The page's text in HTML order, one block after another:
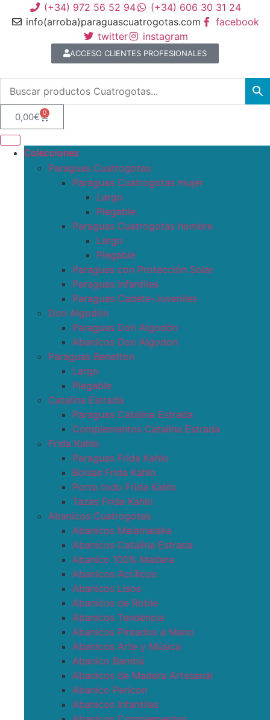
(+34) 972 56 52 94
(+34) 606 30 31 24
info(arroba)paraguascuatrogotas.com
facebook
twitter
instagram
ACCESO CLIENTES PROFESIONALES
0,00€ 0
Colecciones
Paraguas Cuatrogotas
Paraguas Cuatrogotas mujer
Largo
Plegable
Paraguas Cuatrogotas hombre
Largo
Plegable
Paraguas con Protección Solar
Paraguas infantiles
Paraguas Cadete-Juveniles
Don Algodón
Paraguas Don Algodón
Abanicos Don Algodon
Paraguas Benetton
Largo
Plegable
Catalina Estrada
Paraguas Catalina Estrada
Complementos Catalina Estrada
Frida Kahlo
Paraguas Frida Kahlo
Bolsas Frida Kahlo
Porta todo Frida Kahlo
Tazas Frida Kahlo
Abanicos Cuatrogotas
Abanicos Malamalaka
Abanicos Catalina Estrada
Abanico 100% Madera
Abanicos Acrílicos
Abanicos Lisos
Abanicos de Roble
Abanicos Tendencia
Abanicos Pintados a Mano
Abanicos Arte y Música
Abanico Bambú
Abanicos de Madera Artesanal
Abanico Pericon
Abanicos Infantiles